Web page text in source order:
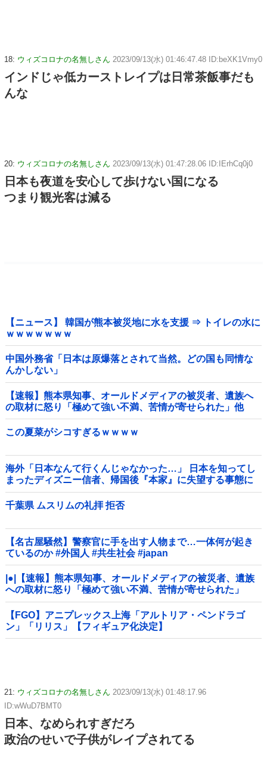
18: ウィズコロナの名無しさん 2023/09/13(水) 01:46:47.48 ID:beXK1Vmy0
インドじゃ低カーストレイプは日常茶飯事だも
んな
20: ウィズコロナの名無しさん 2023/09/13(水) 01:47:28.06 ID:IErhCq0j0
日本も夜道を安心して歩けない国になる
つまり観光客は減る
【ニュース】 韓国が熊本被災地に水を支援 ⇒ トイレの水に
ｗｗｗｗｗｗｗ
中国外務省「日本は原爆落とされて当然。どの国も同情な
んかしない」
【速報】熊本県知事、オールドメディアの被災者、遺族へ
の取材に怒り「極めて強い不満、苦情が寄せられた」他
この夏菜がシコすぎるｗｗｗｗ
海外「日本なんて行くんじゃなかった…」 日本を知ってし
まったディズニー信者、帰国後『本家』に失望する事態に
千葉県 ムスリムの礼拝 拒否
【名古屋騒然】警察官に手を出す人物まで…一体何が起き
ているのか #外国人 #共生社会 #japan
|●|【速報】熊本県知事、オールドメディアの被災者、遺族
への取材に怒り「極めて強い不満、苦情が寄せられた」
【FGO】アニプレックス上海「アルトリア・ペンドラゴ
ン」「リリス」【フィギュア化決定】
21: ウィズコロナの名無しさん 2023/09/13(水) 01:48:17.96
ID:wWuD7BMT0
日本、なめられすぎだろ
政治のせいで子供がレイプされてる